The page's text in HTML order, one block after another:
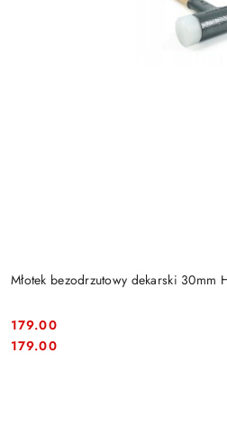
Młotek bezodrzutowy dekarski 30mm
Cena:
179.00
Cena:
179.00